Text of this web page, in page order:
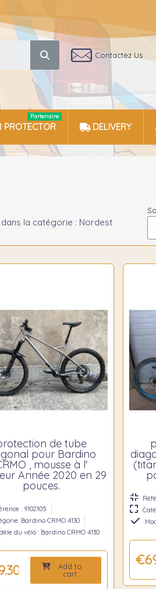
Contactez Us
PROTECTOR
Partenaire
DELIVERY
la catégorie : Nordest
de tube
pour Bardino
, mousse à l'
Année 2020 en 29
pouces.
: 9102105
Bardino CRMO 4130
du vélo : Bardino CRMO 4130
Add to
cart